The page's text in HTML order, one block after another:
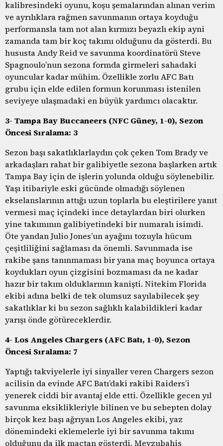
kalibresindeki oyunu, koşu şemalarından alınan verim
ve ayrılıklara rağmen savunmanın ortaya koyduğu
performansla tam not alan kırmızı beyazlı ekip ayni
zamanda tam bir koç takımı olduğunu da gösterdi. Bu
hususta Andy Reid ve savunma koordinatörü Steve
Spagnoulo’nun sezona formda girmeleri sahadaki
oyuncular kadar mühim. Özellikle zorlu AFC Batı
grubu için elde edilen formun korunması istenilen
seviyeye ulaşmadaki en büyük yardımcı olacaktır.
3- Tampa Bay Buccaneers (NFC Güney, 1-0), Sezon
Öncesi Sıralama: 3
Sezon başı sakatlıklarlaydın çok çeken Tom Brady ve
arkadaşları rahat bir galibiyetle sezona başlarken artık
Tampa Bay için de işlerin yolunda olduğu söylenebilir.
Yaşı itibariyle eski gücünde olmadığı söylenen
ekselanslarının attığı uzun toplarla bu eleştirilere yanıt
vermesi maç içindeki ince detaylardan biri olurken
yine takımının galibiyetindeki bir numaralı isimdi.
Öte yandan Julio Jones’un ayağını tozuyla hücum
çeşitliliğini sağlaması da önemli. Savunmada ise
rakibe şans tanınmaması bir yana maç boyunca ortaya
koydukları oyun çizgisini bozmaması da ne kadar
hazır bir takım olduklarının kanişti. Nitekim Florida
ekibi adına belki de tek olumsuz sayılabilecek şey
sakatlıklar ki bu sezon sağlıklı kalabildikleri kadar
yarışı önde götüreceklerdir.
4- Los Angeles Chargers (AFC Batı, 1-0), Sezon
Öncesi Sıralama: 7
Yaptığı takviyelerle iyi sinyaller veren Chargers sezon
acilisin da evinde AFC Batı’daki rakibi Raiders’i
yenerek ciddi bir avantaj elde etti. Özellikle gecen yıl
savunma eksiklikleriyle bilinen ve bu sebepten dolay
birçok kez başı ağrıyan Los Angeles ekibi, yaz
dönemindeki eklemelerle iyi bir savunma takımı
olduğunu da ilk maçtan gösterdi. Mevzubahis